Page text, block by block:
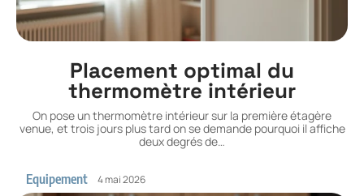
Placement optimal du
thermomètre intérieur
On pose un thermomètre intérieur sur la première étagère
venue, et trois jours plus tard on se demande pourquoi il affiche
deux degrés de…
Equipement 4 mai 2026